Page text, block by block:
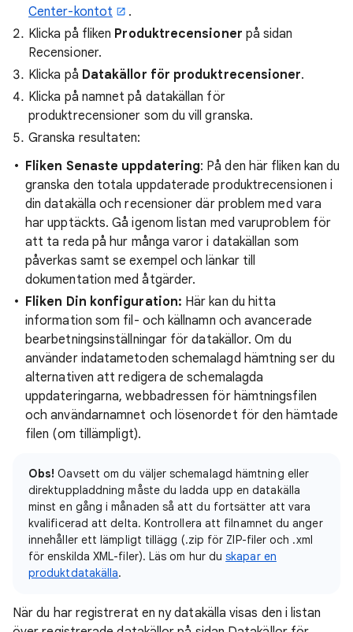
Center-kontot
.
Klicka på fliken Produktrecensioner på sidan
Recensioner.
Klicka på Datakällor för produktrecensioner.
Klicka på namnet på datakällan för
produktrecensioner som du vill granska.
Granska resultaten:
Fliken Senaste uppdatering: På den här fliken kan du
granska den totala uppdaterade produktrecensionen i
din datakälla och recensioner där problem med vara
har upptäckts. Gå igenom listan med varuproblem för
att ta reda på hur många varor i datakällan som
påverkas samt se exempel och länkar till
dokumentation med åtgärder.
Fliken Din konfiguration: Här kan du hitta
information som fil- och källnamn och avancerade
bearbetningsinställningar för datakällor. Om du
använder indatametoden schemalagd hämtning ser du
alternativen att redigera de schemalagda
uppdateringarna, webbadressen för hämtningsfilen
och användarnamnet och lösenordet för den hämtade
filen (om tillämpligt).
Obs! Oavsett om du väljer schemalagd hämtning eller
direktuppladdning måste du ladda upp en datakälla
minst en gång i månaden så att du fortsätter att vara
kvalificerad att delta. Kontrollera att filnamnet du anger
innehåller ett lämpligt tillägg (.zip för ZIP-filer och .xml
för enskilda XML-filer). Läs om hur duskapar en
produktdatakälla.
När du har registrerat en ny datakälla visas den i listan